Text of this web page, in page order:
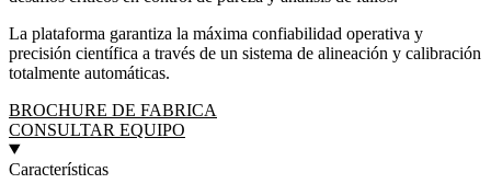
La plataforma garantiza la máxima confiabilidad operativa y
precisión científica a través de un sistema de alineación y calibración
totalmente automáticas.
BROCHURE DE FABRICA
CONSULTAR EQUIPO
Características